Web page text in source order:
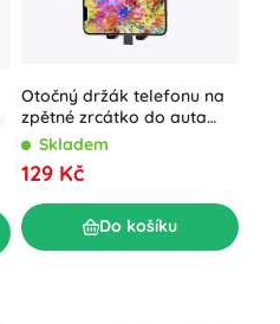
Otočný držák telefonu na
zpětné zrcátko do auta
XTROBB
Skladem
129 Kč
Do košíku